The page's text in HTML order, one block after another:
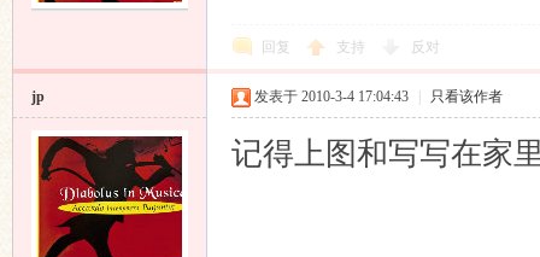
回复 支持 反对
jp 发表于 2010-3-4 17:04:43 只看该作者
记得上图和写写在家